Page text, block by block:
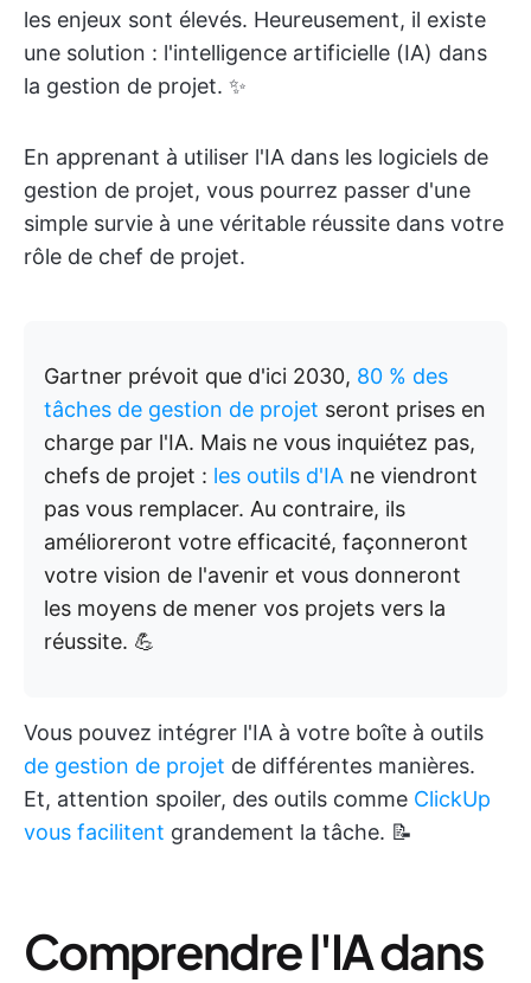
les enjeux sont élevés. Heureusement, il existe
une solution : l'intelligence artificielle (IA) dans
la gestion de projet. ✨
En apprenant à utiliser l'IA dans les logiciels de
gestion de projet, vous pourrez passer d'une
simple survie à une véritable réussite dans votre
rôle de chef de projet.
Gartner prévoit que d'ici 2030, 80 % des
tâches de gestion de projet seront prises en
charge par l'IA. Mais ne vous inquiétez pas,
chefs de projet : les outils d'IA ne viendront
pas vous remplacer. Au contraire, ils
amélioreront votre efficacité, façonneront
votre vision de l'avenir et vous donneront
les moyens de mener vos projets vers la
réussite. 💪
Vous pouvez intégrer l'IA à votre boîte à outils
de gestion de projet de différentes manières.
Et, attention spoiler, des outils comme ClickUp
vous facilitent grandement la tâche. 📝
Comprendre l'IA dans